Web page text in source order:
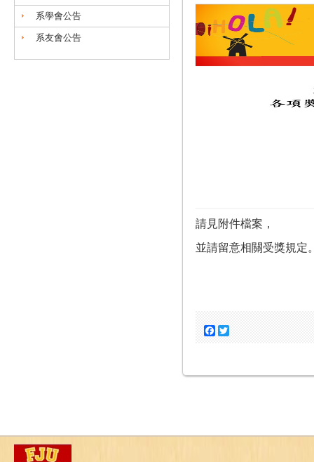
系學會公告
系友會公告
請見附件檔案，
並請留意相關受獎規定
Facebook